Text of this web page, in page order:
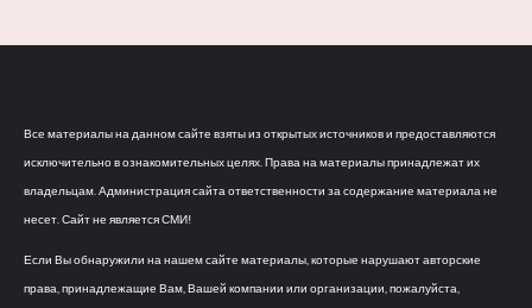
Все материалы на данном сайте взяты из открытых источников и предоставляются
исключительно в ознакомительных целях. Права на материалы принадлежат их
владельцам. Администрация сайта ответственности за содержание материала не
несет. Сайт не является СМИ!
Если Вы обнаружили на нашем сайте материалы, которые нарушают авторские
права, принадлежащие Вам, Вашей компании или организации, пожалуйста,